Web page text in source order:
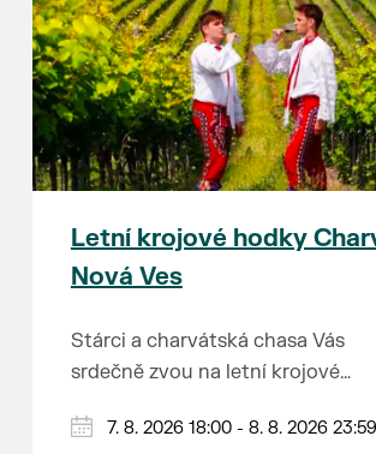
Letní krojové hodky
Nová Ves
Stárci a charvátská chasa Vás
srdečně zvou na letní krojové
PÁTEK 7. srpna
7. 8. 2026 18:00 - 8. 8. 2026 23:59